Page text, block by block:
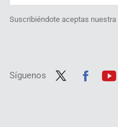
Suscribiéndote aceptas nuestra
Síguenos